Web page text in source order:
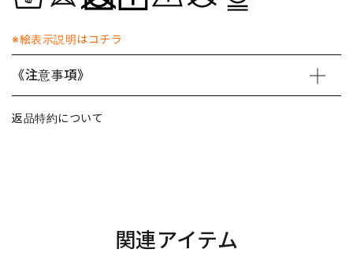
※絵表示説明はコチラ
《注意事項》
返品特約について
関連アイテム